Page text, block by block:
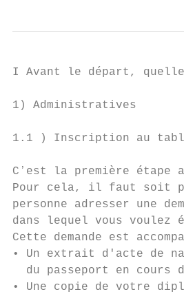
I Avant le départ, quelles
1) Administratives
1.1 ) Inscription au
Cʼest la première étape
Pour cela, il faut soit
personne adresser une
dans lequel vous
Cette demande est
• Un extrait d'acte de
du passeport en cours
• Une copie de votre